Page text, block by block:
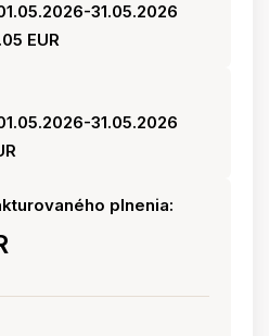
31.05.2026
EUR
31.05.2026
plnenia: